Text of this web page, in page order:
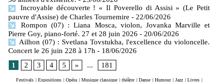
Incroyable découverte ! « Il Poverello di Assisi » (Le Petit
pauvre d'Assise) de Charles Tournemire - 22/06/2026
Rompon (07) : Liana Mosca, violon, Jovanka Marville et
Pierre Goy, piano-forté. 27 et 28 juin 2026 - 20/06/2026
Ailhon (07) : Svetlana Tovstukha, l'excellence du violoncelle.
Concert le 26 juin 228 à 17h - 18/06/2026
1
2 3 4 5 » ... 181
Festivals | Expositions | Opéra | Musique classique | théâtre | Danse | Humour | Jazz | Livres |